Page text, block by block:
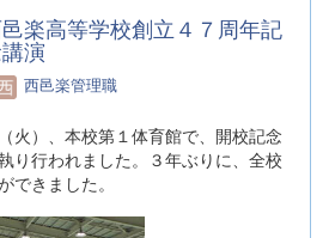
楽高等学校創立４７周年記
演
西邑楽管理職
火）、本校第１体育館で、開校記念
り行われました。３年ぶりに、全校
できました。